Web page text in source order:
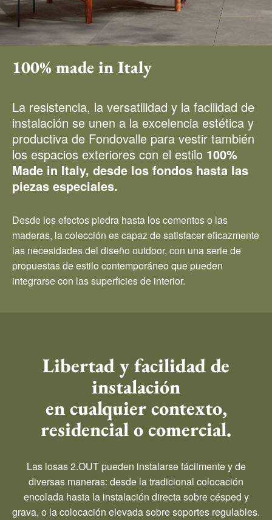
100% made in Italy
La resistencia, la versatilidad y la facilidad de
instalación se unen a la excelencia estética y
productiva de Fondovalle para vestir también
los espacios exteriores con el estilo 100%
Made in Italy, desde los fondos hasta las
piezas especiales.
Desde los efectos piedra hasta los cementos o las
maderas, la colección es capaz de satisfacer eficazmente
las necesidades del diseño outdoor, con una serie de
propuestas de estilo contemporáneo que pueden
integrarse con las superficies de interior.
Libertad y facilidad de
instalación
en cualquier contexto,
residencial o comercial.
Las losas 2.OUT pueden instalarse fácilmente y de
diversas maneras: desde la tradicional colocación
encolada hasta la instalación directa sobre césped y
grava, o la colocación elevada sobre soportes regulables.